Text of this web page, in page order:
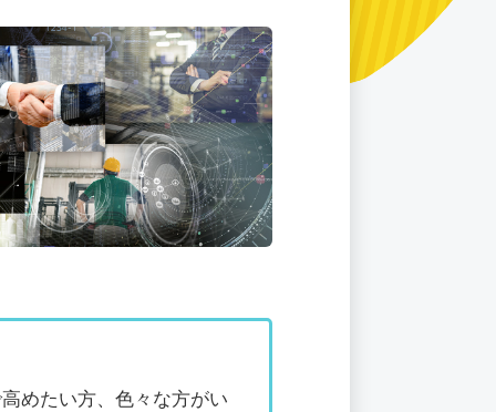
めたい方、色々な方がい